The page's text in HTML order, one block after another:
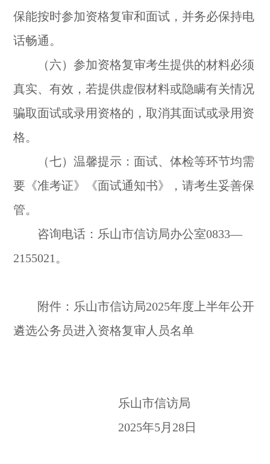
保能按时参加资格复审和面试，并务必保持电
话畅通。
（六）参加资格复审考生提供的材料必须
真实、有效，若提供虚假材料或隐瞒有关情况
骗取面试或录用资格的，取消其面试或录用资
格。
（七）温馨提示：面试、体检等环节均需
要《准考证》《面试通知书》，请考生妥善保
管。
咨询电话：乐山市信访局办公室0833—
2155021。
附件：乐山市信访局2025年度上半年公开
遴选公务员进入 资格复审人员名单
乐山市信访局
2025年5月28日